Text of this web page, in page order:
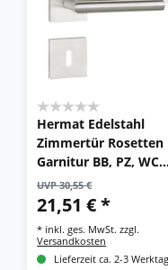
Hermat Edelstahl
Zimmertür Rosetten
Garnitur BB, PZ, WC
eckig Türklinke
Türbeschlag
UVP 30,55 €
21,51 € *
* inkl. ges. MwSt. zzgl.
Versandkosten
Lieferzeit ca. 2-3